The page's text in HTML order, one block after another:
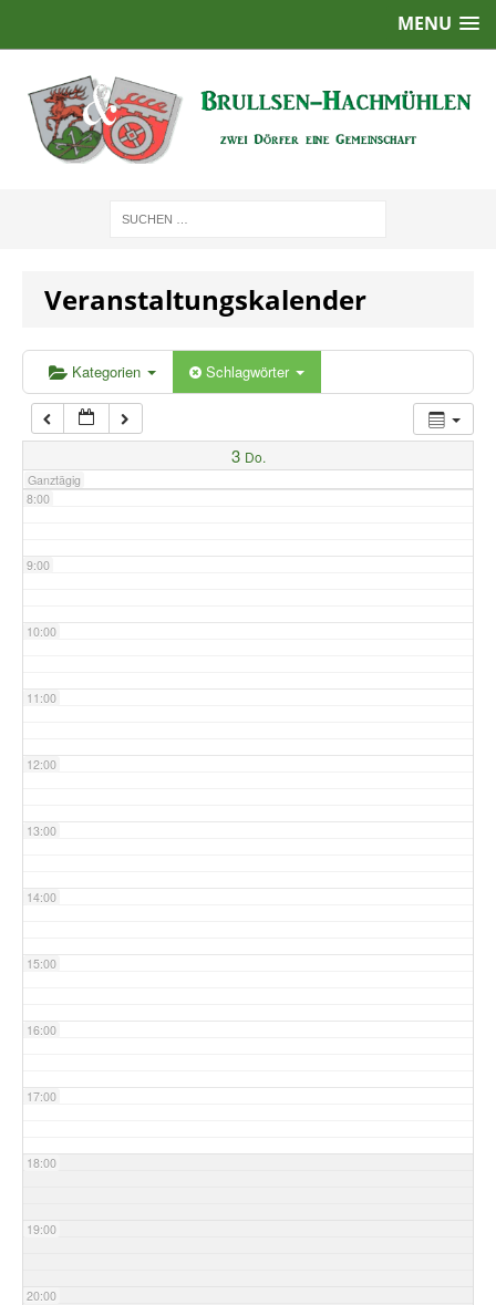
MENU
Veranstaltungskalender
Kategorien Schlagwörter
3 Do.
Ganztägig
2:00
5:00
6:00
7:00
8:00
9:00
10:00
11:00
12:00
13:00
14:00
15:00
16:00
17:00
18:00
19:00
20:00